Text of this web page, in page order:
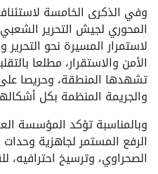
وفي الذكرى الخامسة
المحوري لجيش التحرير
لاستمرار المسيرة نحو
الأمن والاستقرار، مطلعا
تشهدها المنطقة، وحريصا
والجريمة المنظمة بكل
وبالمناسبة تؤكد المؤسسة
الرفع المستمر لجاهزية
الصحراوي، وترسيخ